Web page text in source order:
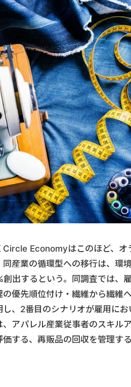
Circle Economyはこのほど、
産業の循環型への移行は、環
出するという。同調査では、
優先順位付け・繊維から繊維
、2番目のシナリオが雇用に
アパレル産業従事者のスキル
する、再販品の回収を管理す